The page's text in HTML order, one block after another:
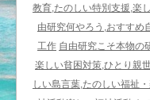
ぽ
で
楽
し
い
教育,たのしい特別支援,楽
由研究何やろう,おすすめ
工作 自由研究こそ本物の
楽しい貧困対策,ひとり親
しい島言葉,たのしい福祉